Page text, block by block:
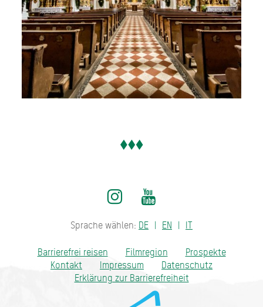
Sprache wählen: DE EN IT
Barrierefrei reisen Filmregion
Prospekte
Kontakt
Impressum
Datenschutz
Erklärung zur Barrierefreiheit